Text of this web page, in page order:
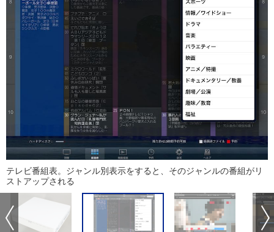
テレビ番組表。ジャンル別表示をすると、そのジャンルの番組がリ
ストアップされる